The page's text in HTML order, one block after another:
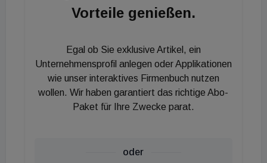
Vorteile genießen.
Egal ob Sie exklusive Artikel, ein
Unternehmensprofil anlegen oder Applikationen
wie unser interaktives Firmenbuch nutzen
wollen. Wir haben garantiert das richtige Abo-
Paket für Ihre Zwecke parat.
oder